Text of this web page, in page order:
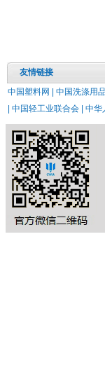
友情链接
中国塑料网 | 中国洗涤用
中国轻工业联合会 | 中华